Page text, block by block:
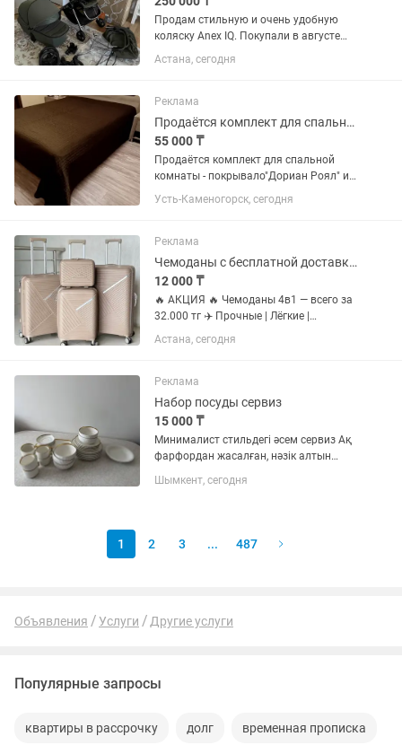
Продам стильную и очень удобную
коляску Anex IQ. Покупали в августе
2024 года — использовалась бережно,
состояние отличное Есть небольшие
Астана, сегодня
Реклама
Продаётся комплект для спальной комнаты-покрывало ДОРИАН Роял и шторы
55 000 ₸
Продаётся комплект для спальной
комнаты - покрывало"Дориан Роял" и
шторы (blackout) цвет - шоколад
стоимостью 55000тенге (реальная
покрывала намного выше в...
Усть-Каменогорск, сегодня
Реклама
Чемоданы с бесплатной доставкой
12 000 ₸
🔥 АКЦИЯ 🔥 Чемоданы 4в1 — всего за
32.000 тг ✈️ Прочные | Лёгкие |
Стильные 💼 100% полипропилен 🧳В
наличии много расцветок и моделей 💥
(55×34×22) — 12.000 тг M...
Астана, сегодня
Реклама
Набор посуды сервиз
15 000 ₸
Минималист стильдегі әсем сервиз Ақ
фарфордан жасалған, нәзік алтын
дизайны дастарханды ерекше әрі
жайлы...
Шымкент, сегодня
1 2 3 ... 487
Объявления Услуги Другие услуги
Популярные запросы
квартиры в рассрочку долг временная прописка